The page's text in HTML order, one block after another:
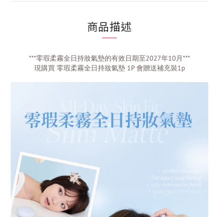
商品描述
***零瑕柔霧全日持妝氣墊的有效日期至2027年10月***
現購買 零瑕柔霧全日持妝氣墊 1P 會贈送補充裝1p